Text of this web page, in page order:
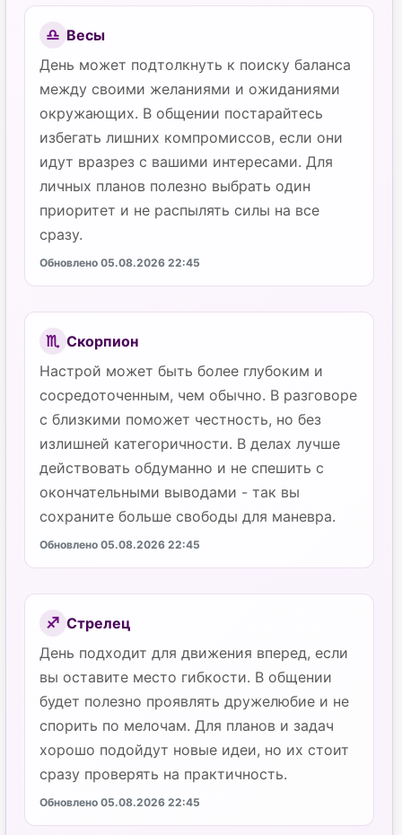
♎ Весы
День может подтолкнуть к поиску баланса
между своими желаниями и ожиданиями
окружающих. В общении постарайтесь
избегать лишних компромиссов, если они
идут вразрез с вашими интересами. Для
личных планов полезно выбрать один
приоритет и не распылять силы на все
сразу.
Обновлено 05.08.2026 22:45
♏ Скорпион
Настрой может быть более глубоким и
сосредоточенным, чем обычно. В разговоре
с близкими поможет честность, но без
излишней категоричности. В делах лучше
действовать обдуманно и не спешить с
окончательными выводами - так вы
сохраните больше свободы для маневра.
Обновлено 05.08.2026 22:45
♐ Стрелец
День подходит для движения вперед, если
вы оставите место гибкости. В общении
будет полезно проявлять дружелюбие и не
спорить по мелочам. Для планов и задач
хорошо подойдут новые идеи, но их стоит
сразу проверять на практичность.
Обновлено 05.08.2026 22:45